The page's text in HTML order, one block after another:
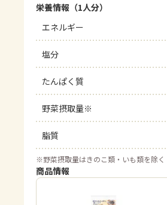
栄養情報（1人分）
エネルギー
塩分
たんぱく質
野菜摂取量※
脂質
※野菜摂取量はきのこ類・いも類を除く
商品情報